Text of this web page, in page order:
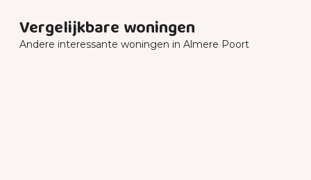
Vergelijkbare woningen
Andere interessante woningen in Almere Poort